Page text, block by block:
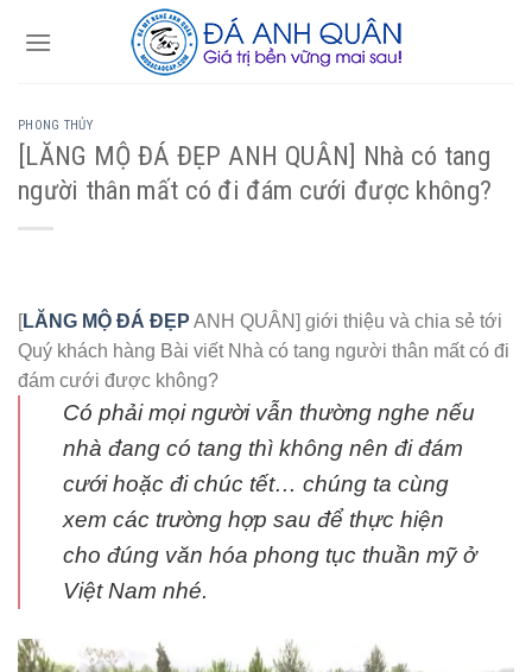
PHONG THỦY
[LĂNG MỘ ĐÁ ĐẸP ANH QUÂN] Nhà có tang
người thân mất có đi đám cưới được không?
[LĂNG MỘ ĐÁ ĐẸP ANH QUÂN] giới thiệu và chia sẻ tới
Quý khách hàng Bài viết Nhà có tang người thân mất có đi
đám cưới được không?
Có phải mọi người vẫn thường nghe nếu
nhà đang có tang thì không nên đi đám
cưới hoặc đi chúc tết… chúng ta cùng
xem các trường hợp sau để thực hiện
cho đúng văn hóa phong tục thuần mỹ ở
Việt Nam nhé.